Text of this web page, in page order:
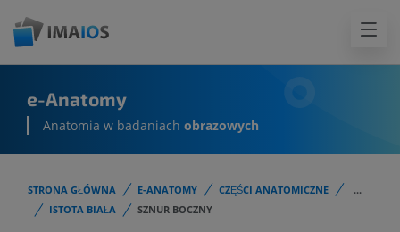
e-Anatomy
Anatomia w badaniach obrazowych
STRONA GŁÓWNA E-ANATOMY CZĘŚCI ANATOMICZNE
...
ISTOTA BIAŁA
SZNUR BOCZNY